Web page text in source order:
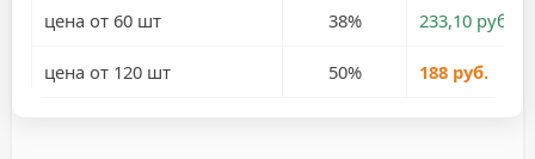
цена от 60 шт 38% 233,10 руб.
цена от 120 шт 50% 188 руб.